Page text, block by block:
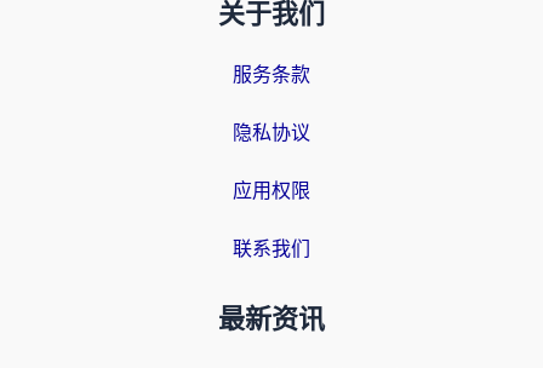
关于我们
服务条款
隐私协议
应用权限
联系我们
最新资讯